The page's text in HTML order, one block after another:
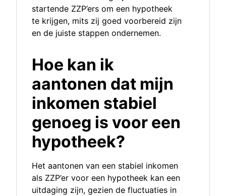
startende ZZP’ers om een hypotheek
te krijgen, mits zij goed voorbereid zijn
en de juiste stappen ondernemen.
Hoe kan ik
aantonen dat mijn
inkomen stabiel
genoeg is voor een
hypotheek?
Het aantonen van een stabiel inkomen
als ZZP’er voor een hypotheek kan een
uitdaging zijn, gezien de fluctuaties in